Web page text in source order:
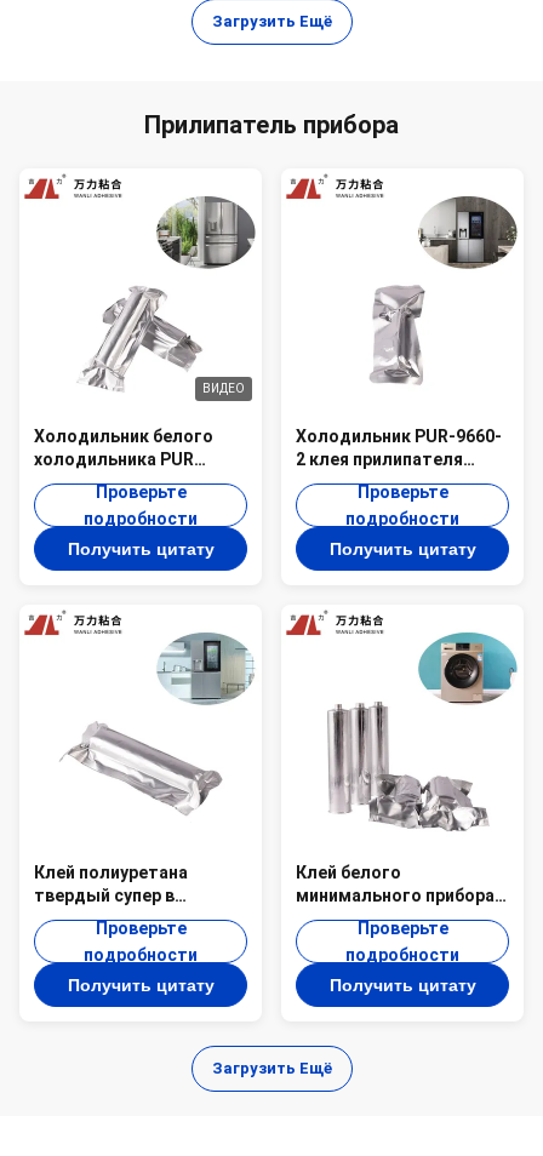
Загрузить Ещё
Прилипатель прибора
ВИДЕО
Холодильник белого
холодильника PUR
слипчивый горячий
плавит смолу PUR-9802
Проверьте
подробности
Получить цитату
Холодильник PUR-9660-
2 клея прилипателя
бытового прибора
скрепляя белый супер
Проверьте
подробности
Получить цитату
Клей полиуретана
твердый супер в
горячем холодильника
желтоватое плавит
скрепляя PUR-9660-3
Проверьте
подробности
Получить цитату
Клей белого
минимального прибора 8
слипчивый твердый для
судомойки PUR-3006W
Проверьте
подробности
Получить цитату
Загрузить Ещё